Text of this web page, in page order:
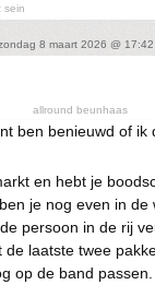
sein
8 maart 2026 @ 17:42
allround beunhaas
ben benieuwd of ik
en hebt je
je nog even in de
persoon in de rij
de laatste twee
op de band